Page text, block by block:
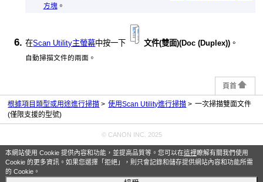
本網站使用 Cookie 提供內容和功能，並提高品質等。您可以在這裡瞭解有關我們使用
Cookie 的更多資訊。如果您選擇「拒絕」，則只會記錄和儲存提供網站內容和功能所需
的 Cookie。
方塊 。
在Scan Utility主螢幕中按一下 文件(雙面)(Doc (Duplex)) 。
自動掃描文件的兩面。
頁首
根據項目類型或用途進行掃描 使用Scan Utility進行掃描
一次掃描雙面文件
(僅限支援的型號)
© CANON INC. 2025